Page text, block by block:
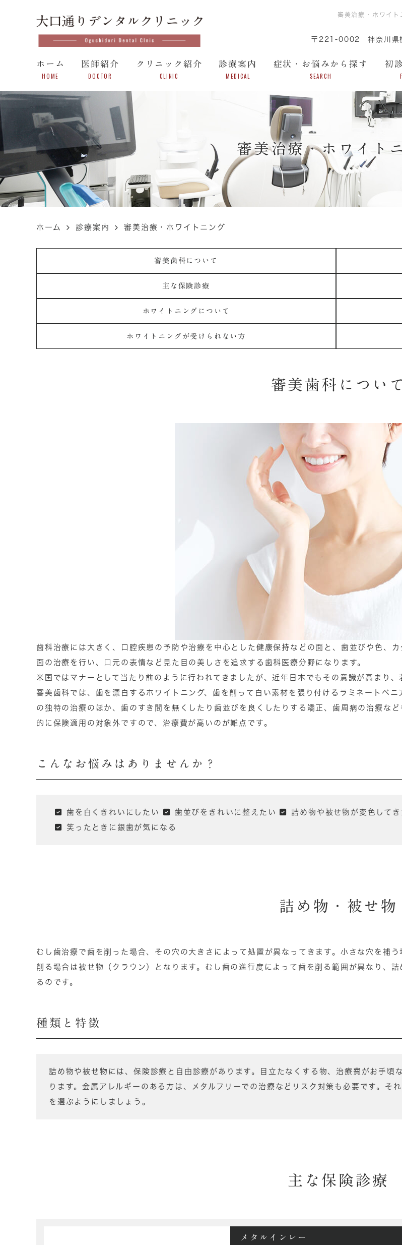
審美治療・ホワイ
〒221-0002 神奈川
ホーム
HOME
医師紹介
DOCTOR
クリニック紹介
CLINIC
診療案内
MEDICAL
症状・お悩みから探す
SEARCH
初
審美治療・ホワイト
ホーム 診療案内 審美治療・ホワイトニング
審美歯科について
主な保険診療
ホワイトニングについて
ホワイトニングが受けられない方
審美歯科について
歯科治療には大きく、口腔疾患の予防や治療を中心とした健康保持などの面と、歯並びや色、
面の治療を行い、口元の表情など見た目の美しさを追求する歯科医療分野になります。
米国ではマナーとして当たり前のように行われてきましたが、近年日本でもその意識が高まり、
審美歯科では、歯を漂白するホワイトニング、歯を削って白い素材を張り付けるラミネートベ
の独特の治療のほか、歯のすき間を無くしたり歯並びを良くしたりする矯正、歯周病の治療な
的に保険適用の対象外ですので、治療費が高いのが難点です。
こんなお悩みはありませんか？
歯を白くきれいにしたい 歯並びをきれいに整えたい 詰め物や被せ物が変色してき
笑ったときに銀歯が気になる
詰め物・被せ物
むし歯治療で歯を削った場合、その穴の大きさによって処置が異なってきます。小さな穴を補
削る場合は被せ物（クラウン）となります。むし歯の進行度によって歯を削る範囲が異なり、
るのです。
種類と特徴
詰め物や被せ物には、保険診療と自由診療があります。目立たなくする物、治療費がお手頃
ります。金属アレルギーのある方は、メタルフリーでの治療などリスク対策も必要です。そ
を選ぶようにしましょう。
主な保険診療
メタルインレー